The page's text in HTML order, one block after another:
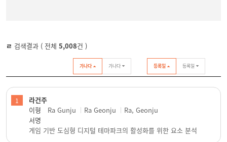
ㄹ 검색결과 ( 전체 5,008건 )
등록일 등록일
가나다 가나다
1
라건주
이형
Ra Gunju Ra Geonju
Ra, Geonju
서명
게임 기반 도심형 디지털 테마파크의 활성화를 위한 요소 분석